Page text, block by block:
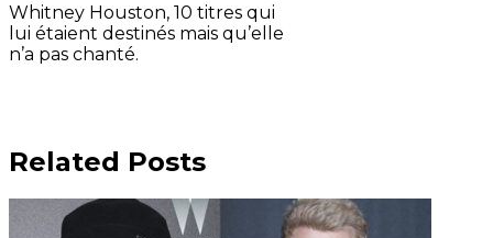
Whitney Houston, 10 titres qui
lui étaient destinés mais qu’elle
n’a pas chanté.
Related Posts